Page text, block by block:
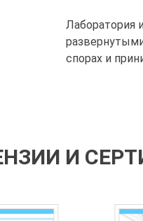
Лаборатория
спорах и
И